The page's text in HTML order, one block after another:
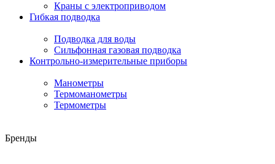
Краны с электроприводом
Гибкая подводка
Подводка для воды
Сильфонная газовая подводка
Контрольно-измерительные приборы
Манометры
Термоманометры
Термометры
Бренды